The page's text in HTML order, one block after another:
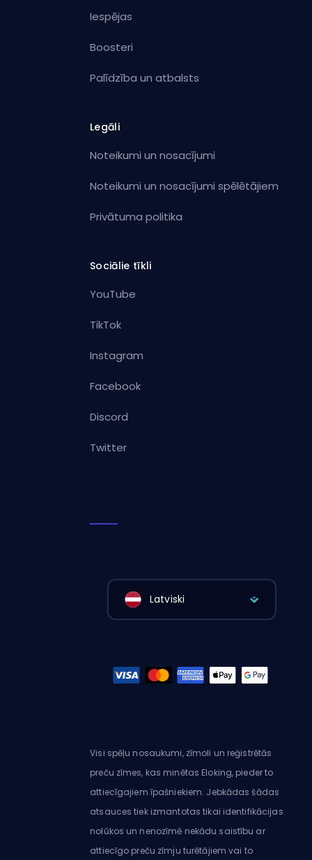
Iespējas
Boosteri
Palīdzība un atbalsts
Legāli
Noteikumi un nosacījumi
Noteikumi un nosacījumi spēlētājiem
Privātuma politika
Sociālie tīkli
YouTube
TikTok
Instagram
Facebook
Discord
Twitter
Latviski
Visi spēļu nosaukumi, zīmoli un reģistrētās
preču zīmes, kas minētas Eloking, pieder to
attiecīgajiem īpašniekiem. Jebkādas šādas
atsauces tiek izmantotas tikai identifikācijas
nolūkos un nenozīmē nekādu saistību ar
attiecīgo preču zīmju turētājiem vai to